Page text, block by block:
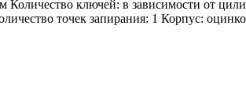
ключей: в зависимости от
точек запирания: 1 Корпус: